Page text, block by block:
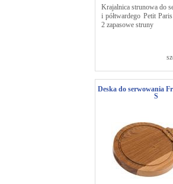
Krajalnica strunowa do
i półtwardego Petit
2 zapasowe struny
Deska do serwowania
S